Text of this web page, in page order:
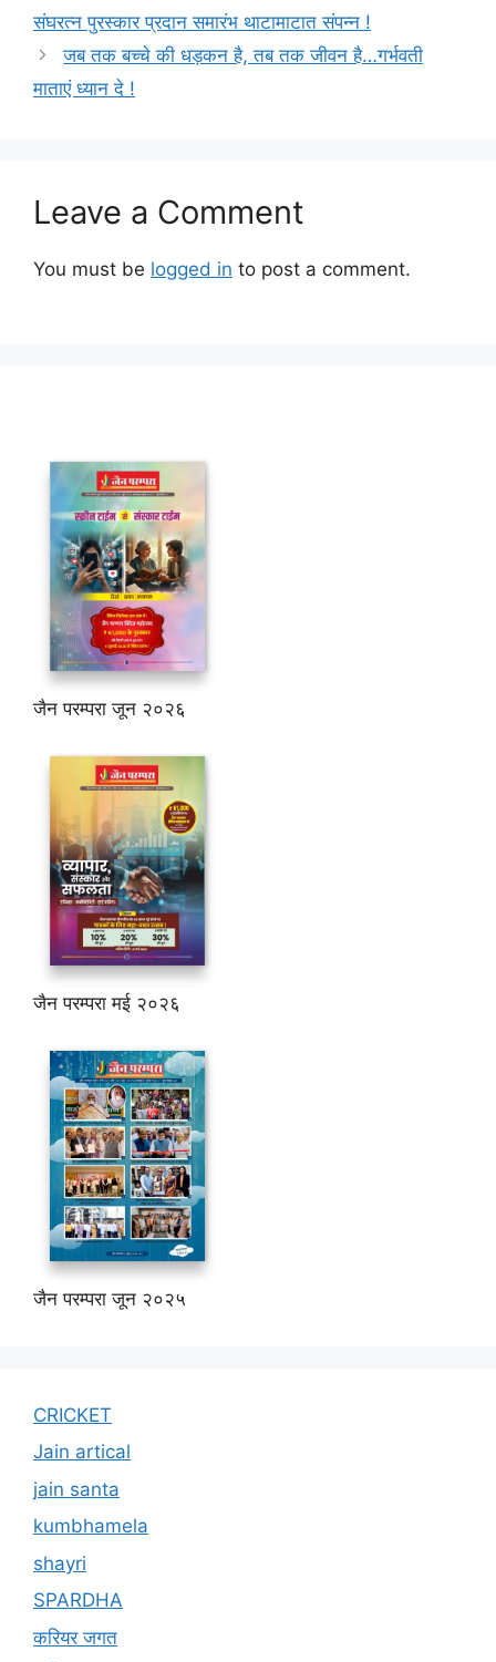
संघरत्न पुरस्कार प्रदान समारंभ थाटामाटात संपन्न !
जब तक बच्चे की धड़कन है, तब तक जीवन है…गर्भवती
माताएं ध्यान दे !
Leave a Comment
You must be logged in to post a comment.
जैन परम्परा जून २०२६
जैन परम्परा मई २०२६
जैन परम्परा जून २०२५
CRICKET
Jain artical
jain santa
kumbhamela
shayri
SPARDHA
करियर जगत